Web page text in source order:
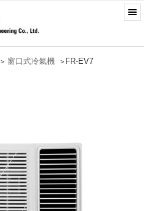
> 窗口式冷氣機 > FR-EV7